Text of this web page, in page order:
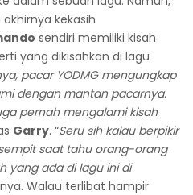
kekasih
sendiri memiliki kisah
yang dikisahkan di lagu
pacar YODMG mengungkap
dengan mantan pacarnya.
pernah mengalami kisah
Garry. “Seru sih kalau berpikir
saat tahu orang-orang
yang ada di lagu ini di
Walau terlibat hampir